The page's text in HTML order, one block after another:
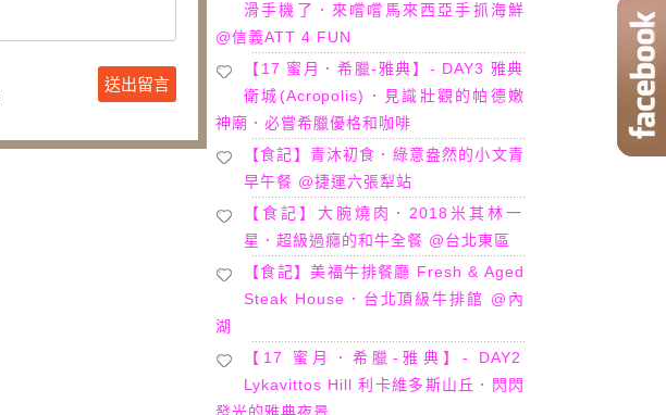
滑手機了．來嚐嚐馬來西亞手抓海鮮
@信義ATT 4 FUN
【17 蜜月．希臘-雅典】- DAY3 雅典
衛城(Acropolis)．見識壯觀的帕德嫩
神廟．必嘗希臘優格和咖啡
【食記】青沐初食．綠意盎然的小文青
早午餐 @捷運六張犁站
【食記】大腕燒肉．2018米其林一
星．超級過癮的和牛全餐 @台北東區
【食記】美福牛排餐廳 Fresh & Aged
Steak House．台北頂級牛排館 @內
湖
【17 蜜月．希臘-雅典】- DAY2
Lykavittos Hill 利卡維多斯山丘．閃閃